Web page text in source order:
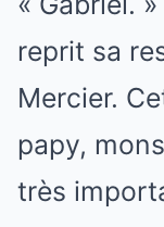
reprit sa
Mercier.
papy,
très